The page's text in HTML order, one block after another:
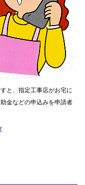
と、指定工事店がお宅に
金などの申込みを申請者